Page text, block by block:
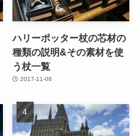
ハリーポッター杖の芯材の
種類の説明&その素材を使
う杖一覧
2017-11-08